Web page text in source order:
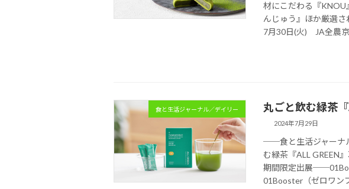
材にこだわる『KNOU
んじゅう』ほか厳選
7月30日(火) JA全農
食と生活ジャーナル／デイリー 丸ごと飲む緑茶『
2024年7月29日
──食と生活ジャーナ
む緑茶『ALL GREEN
期間限定出展
01Booster（ゼロワン